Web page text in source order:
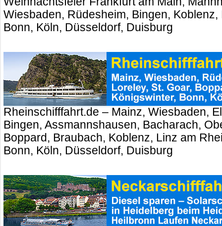
Wiesbaden, Rüdesheim, Bingen, Koblenz,
Bonn, Köln, Düsseldorf, Duisburg
Rheinschifffahrt.de – Mainz, Wiesbaden,
Bingen, Assmannshausen, Bacharach,
Boppard, Braubach, Koblenz, Linz am
Bonn, Köln, Düsseldorf, Duisburg